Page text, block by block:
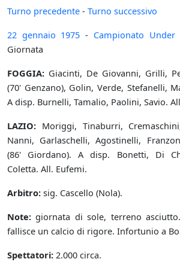
Turno precedente - Turno successivo
22 gennaio 1975 - Campionato Under
Giornata
FOGGIA: Giacinti, De Giovanni, Grilli,
(70' Genzano), Golin, Verde, Stefanelli,
A disp. Burnelli, Tamalio, Paolini, Savio.
LAZIO: Moriggi, Tinaburri,
Nanni, Garlaschelli, Agostinelli,
(86' Giordano). A disp. Bonetti, Di
Coletta. All. Eufemi.
Arbitro: sig. Cascello (Nola).
Note: giornata di sole, terreno
fallisce un calcio di rigore. Infortunio a
Spettatori: 2.000 circa.